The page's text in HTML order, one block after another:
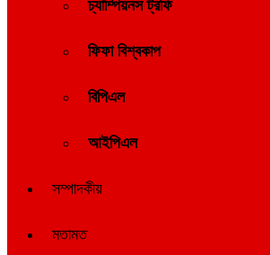
চ্যাম্পিয়নস ট্রফি
ফিফা বিশ্বকাপ
বিপিএল
আইপিএল
সম্পাদকীয়
মতামত